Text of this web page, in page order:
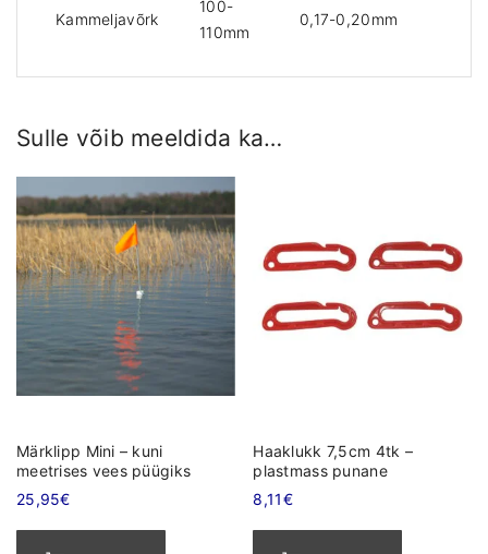
Kammeljavõrk
100-
110mm
0,17-0,20mm
Sulle võib meeldida ka…
Märklipp Mini – kuni
meetrises vees püügiks
25,95€
Haaklukk 7,5cm 4tk –
plastmass punane
8,11€